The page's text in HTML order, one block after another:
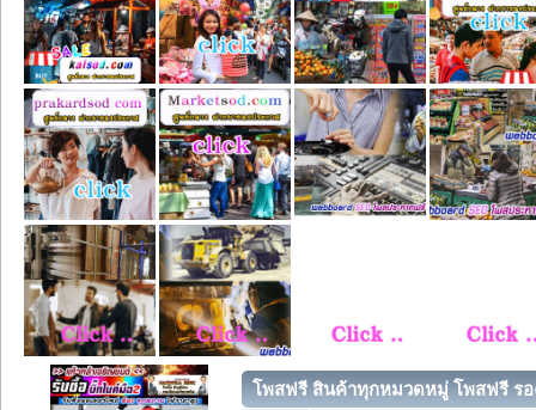
โพสฟรี สินค้าทุกหมวดหมู่ โพสฟรี รอ